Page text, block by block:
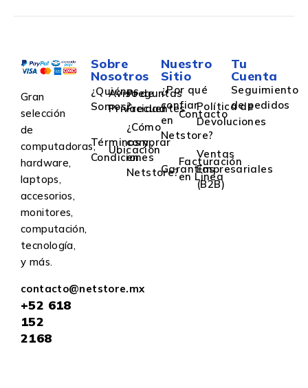
Gran
selección
de
computadoras,
hardware,
laptops,
accesorios,
monitores,
computación,
tecnología,
y más.
contacto@netstore.mx
+52 618
152
2168
Sobre
Nosotros
¿Quiénes
Somos?
Aviso de
Privacidad
Preguntas
Frecuentes
Términos y
Condiciones
Ubicación
¿Cómo
comprar
en
Netstore?
Nuestro
Sitio
¿Por qué
confiar
en
Netstore?
Contacto
Política de
Devoluciones
Garantías
Facturación
en Linea
Ventas
Empresariales
(B2B)
Tu
Cuenta
Seguimiento
de pedidos